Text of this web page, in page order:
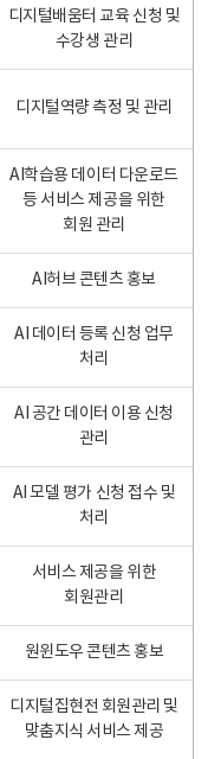
디지털배움터 교육 신청 및
수강생 관리
디지털역량 측정 및 관리
AI학습용 데이터 다운로드
등 서비스 제공을 위한
회원 관리
AI허브 콘텐츠 홍보
AI 데이터 등록 신청 업무
처리
AI 공간 데이터 이용 신청
관리
AI 모델 평가 신청 접수 및
처리
서비스 제공을 위한
회원관리
원윈도우 콘텐츠 홍보
디지털집현전 회원관리 및
맞춤지식 서비스 제공